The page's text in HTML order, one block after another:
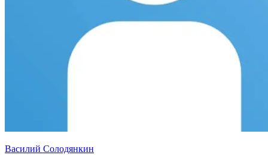
Василий Солодянкин